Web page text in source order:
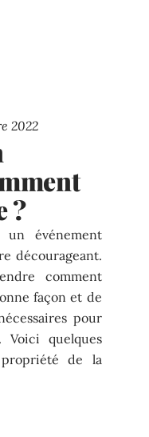
2022
?
un événement
décourageant.
comment
façon et de
pour
quelques
de la